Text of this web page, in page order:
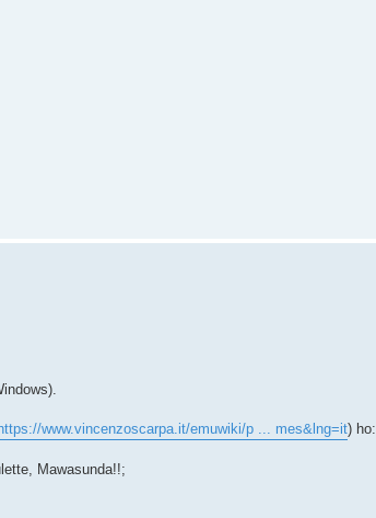
www.vincenzoscarpa.it/emuwiki/p ... mes&lng=it) ho:
Mawasunda!!;